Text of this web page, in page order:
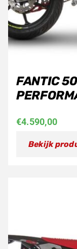
FANTIC
€4.590,00
Bekijk